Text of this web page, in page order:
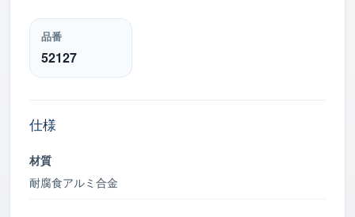
品番
52127
仕様
材質
耐腐食アルミ合金